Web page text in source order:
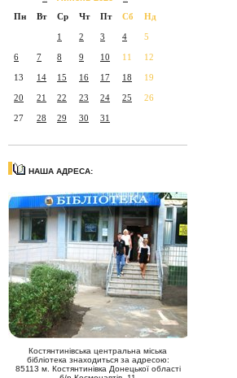
Пн
Вт Ср Чт Пт Сб Нд
1 2 3 4 5
6 7 8 9 10 11 12
13 14 15 16 17 18 19
20 21 22 23 24 25 26
27 28 29 30 31
НАША АДРЕСА:
Костянтинівська центральна міська
бібліотека знаходиться за адресою:
85113 м. Костянтинівка Донецької області